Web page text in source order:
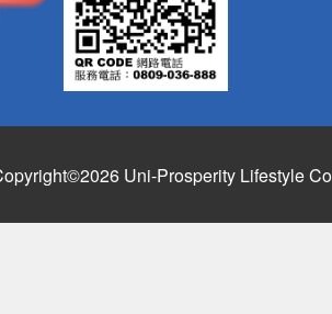
Uni-Prosperity Lifestyle